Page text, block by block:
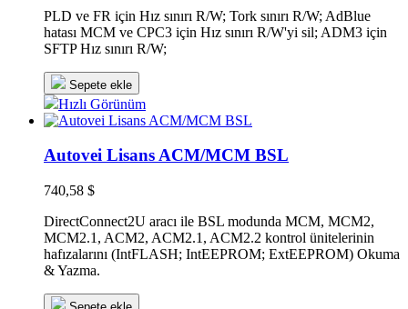
PLD ve FR için Hız sınırı R/W; Tork sınırı R/W; AdBlue
hatası MCM ve CPC3 için Hız sınırı R/W'yi sil; ADM3 için
SFTP Hız sınırı R/W;
Sepete ekle
Hızlı Görünüm
Autovei Lisans ACM/MCM BSL
740,58 $
DirectConnect2U aracı ile BSL modunda MCM, MCM2,
MCM2.1, ACM2, ACM2.1, ACM2.2 kontrol ünitelerinin
hafızalarını (IntFLASH; IntEEPROM; ExtEEPROM) Okuma
& Yazma.